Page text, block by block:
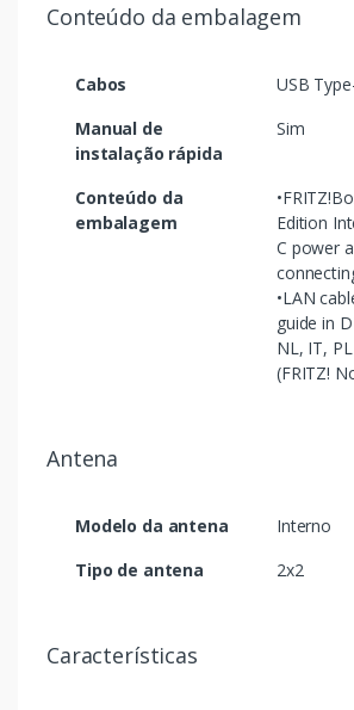
Conteúdo da embalagem
Cabos
USB
Manual de
instalação rápida
Sim
Conteúdo da
embalagem
Edition
C power
•LAN
guide in
NL, IT,
(FRITZ!
Antena
Modelo da antena
Interno
Tipo de antena
2x2
Características